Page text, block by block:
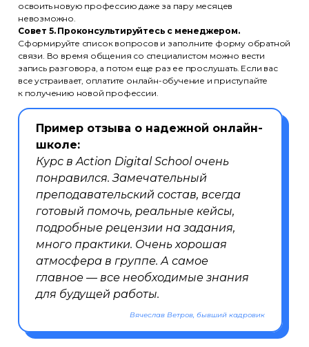
освоить новую профессию даже за пару месяцев
невозможно.
Совет 5. Проконсультируйтесь с менеджером.
Сформируйте список вопросов и заполните форму обратной
связи. Во время общения со специалистом можно вести
запись разговора, а потом еще раз ее прослушать. Если вас
все устраивает, оплатите онлайн-обучение и приступайте
к получению новой профессии.
Пример отзыва о надежной онлайн-
школе:
Курс в Action Digital School очень
понравился. Замечательный
преподавательский состав, всегда
готовый помочь, реальные кейсы,
подробные рецензии на задания,
много практики. Очень хорошая
атмосфера в группе. А самое
главное — все необходимые знания
для будущей работы.
Вячеслав Ветров, бывший кадровик